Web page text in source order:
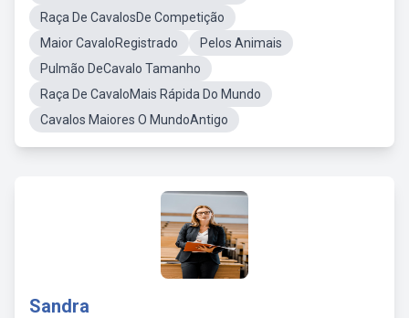
Raça De CavalosDe Competição
Maior CavaloRegistrado
Pelos Animais
Pulmão DeCavalo Tamanho
Raça De CavaloMais Rápida Do Mundo
Cavalos Maiores O MundoAntigo
Sandra